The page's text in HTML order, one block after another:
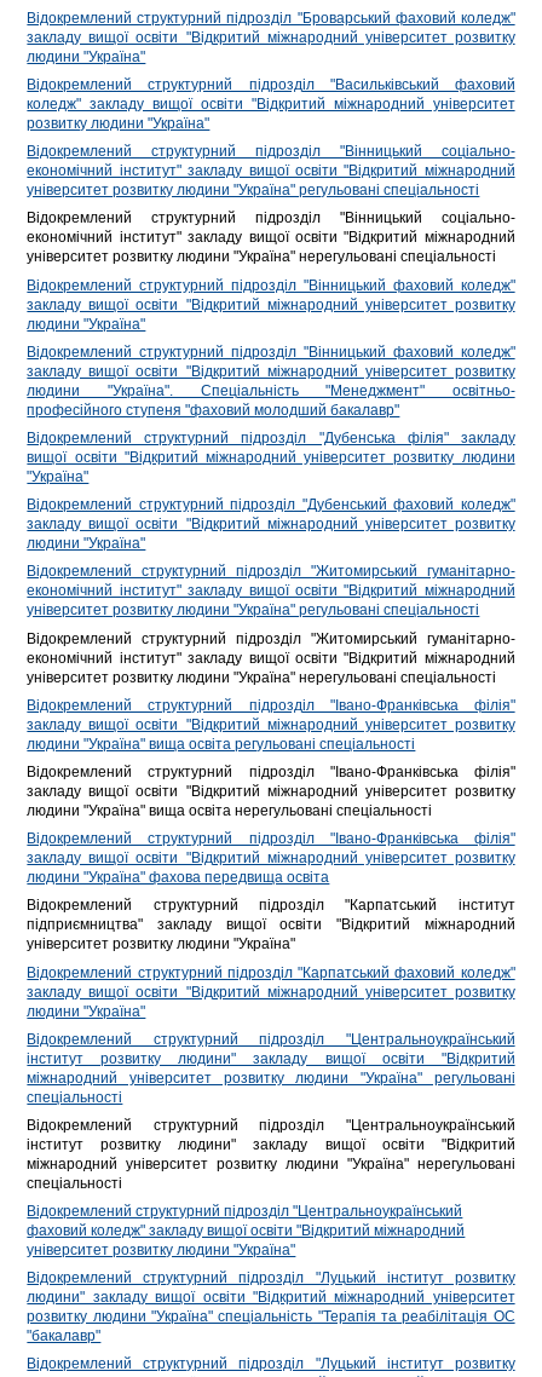
Відокремлений структурний підрозділ "Броварський фаховий коледж"
закладу вищої освіти "Відкритий міжнародний університет розвитку
людини "Україна"
Відокремлений структурний підрозділ "Васильківський фаховий
коледж" закладу вищої освіти "Відкритий міжнародний університет
розвитку людини "Україна"
Відокремлений структурний підрозділ "Вінницький соціально-
економічний інститут" закладу вищої освіти "Відкритий міжнародний
університет розвитку людини "Україна" регульовані спеціальності
Відокремлений структурний підрозділ "Вінницький соціально-
економічний інститут" закладу вищої освіти "Відкритий міжнародний
університет розвитку людини "Україна" нерегульовані спеціальності
Відокремлений структурний підрозділ "Вінницький фаховий коледж"
закладу вищої освіти "Відкритий міжнародний університет розвитку
людини "Україна"
Відокремлений структурний підрозділ "Вінницький фаховий коледж"
закладу вищої освіти "Відкритий міжнародний університет розвитку
людини "Україна". Спеціальність "Менеджмент" освітньо-
професійного ступеня "фаховий молодший бакалавр"
Відокремлений структурний підрозділ "Дубенська філія" закладу
вищої освіти "Відкритий міжнародний університет розвитку людини
"Україна"
Відокремлений структурний підрозділ "Дубенський фаховий коледж"
закладу вищої освіти "Відкритий міжнародний університет розвитку
людини "Україна"
Відокремлений структурний підрозділ "Житомирський гуманітарно-
економічний інститут" закладу вищої освіти "Відкритий міжнародний
університет розвитку людини "Україна" регульовані спеціальності
Відокремлений структурний підрозділ "Житомирський гуманітарно-
економічний інститут" закладу вищої освіти "Відкритий міжнародний
університет розвитку людини "Україна" нерегульовані спеціальності
Відокремлений структурний підрозділ "Івано-Франківська філія"
закладу вищої освіти "Відкритий міжнародний університет розвитку
людини "Україна" вища освіта регульовані спеціальності
Відокремлений структурний підрозділ "Івано-Франківська філія"
закладу вищої освіти "Відкритий міжнародний університет розвитку
людини "Україна" вища освіта нерегульовані спеціальності
Відокремлений структурний підрозділ "Івано-Франківська філія"
закладу вищої освіти "Відкритий міжнародний університет розвитку
людини "Україна" фахова передвища освіта
Відокремлений структурний підрозділ "Карпатський інститут
підприємництва" закладу вищої освіти "Відкритий міжнародний
університет розвитку людини "Україна"
Відокремлений структурний підрозділ "Карпатський фаховий коледж"
закладу вищої освіти "Відкритий міжнародний університет розвитку
людини "Україна"
Відокремлений структурний підрозділ "Центральноукраїнський
інститут розвитку людини" закладу вищої освіти "Відкритий
міжнародний університет розвитку людини "Україна" регульовані
спеціальності
Відокремлений структурний підрозділ "Центральноукраїнський
інститут розвитку людини" закладу вищої освіти "Відкритий
міжнародний університет розвитку людини "Україна" нерегульовані
спеціальності
Відокремлений структурний підрозділ "Центральноукраїнський
фаховий коледж" закладу вищої освіти "Відкритий міжнародний
університет розвитку людини "Україна"
Відокремлений структурний підрозділ "Луцький інститут розвитку
людини" закладу вищої освіти "Відкритий міжнародний університет
розвитку людини "Україна" спеціальність "Терапія та реабілітація ОС
"бакалавр"
Відокремлений структурний підрозділ "Луцький інститут розвитку